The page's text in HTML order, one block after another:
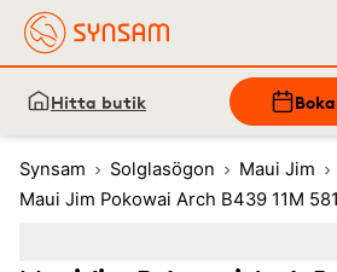
Hitta butik
Synsam Solglasögon
Maui Jim
Maui Jim Pokowai Arch B439 11M